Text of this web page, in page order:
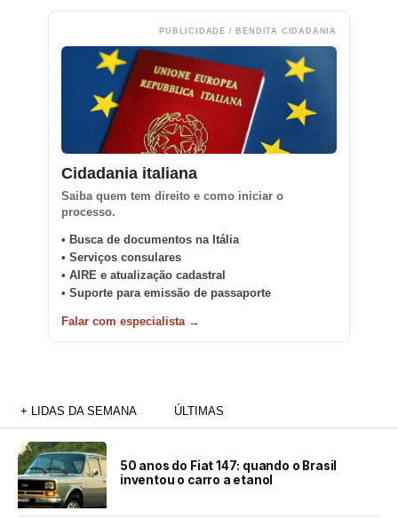
PUBLICIDADE / BENDITA CIDADANIA
Cidadania italiana
Saiba quem tem direito e como iniciar o
processo.
• Busca de documentos na Itália
• Serviços consulares
• AIRE e atualização cadastral
• Suporte para emissão de passaporte
Falar com especialista →
+ LIDAS DA SEMANA ÚLTIMAS
50 anos do Fiat 147: quando o Brasil
inventou o carro a etanol